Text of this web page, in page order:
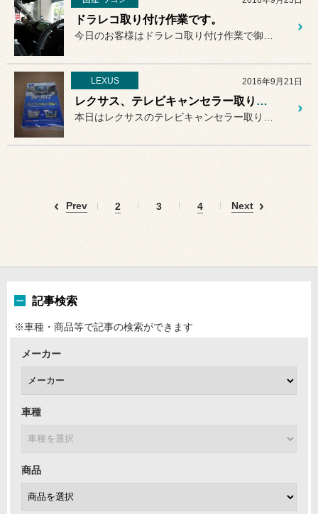
ドラレコ取り付け作業です。
LEXUS 2016年9月21日
レクサス、テレビキャンセラー取り付け作業です。
Prev 2 3 4 Next
記事検索
※車種・商品等で記事の検索ができます
メーカー
車種
商品